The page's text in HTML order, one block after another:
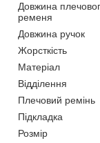
Довжина
ременя
Довжина ручок
Жорсткість
Матеріал
Відділення
Плечовий ремінь
Підкладка
Розмір